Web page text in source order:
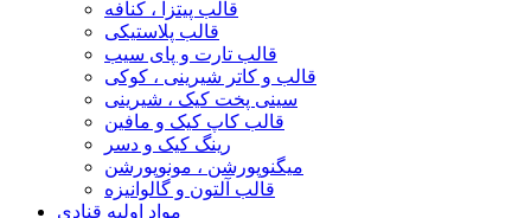
قالب پیتزا ، کنافه
قالب پلاستیکی
قالب تارت و پای سیب
قالب و کاتر شیرینی ، کوکی
سینی پخت کیک ، شیرینی
قالب کاپ کیک و مافین
رینگ کیک و دسر
میگنوپورشن ، مونوپورشن
قالب آلتون و گالوانیزه
مواد اولیه قنادی